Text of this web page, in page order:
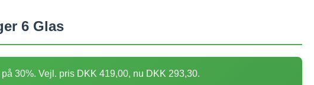
6 Glas
30%. Vejl. pris DKK 419,00, nu DKK 293,30.